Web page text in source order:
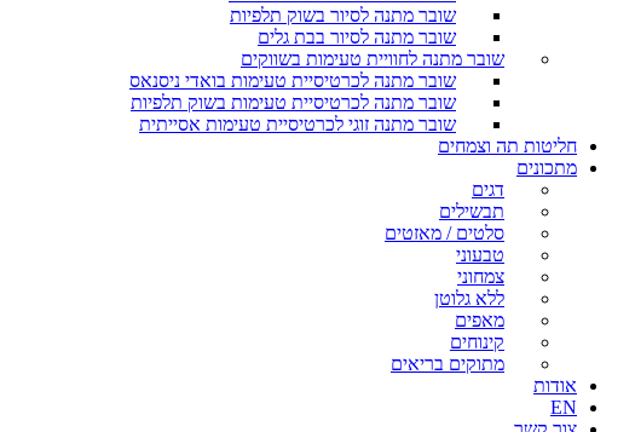
שובר מתנה לסיור בשוק תלפיות
שובר מתנה לסיור בבת גלים
שובר מתנה לחוויית טעימות בשווקים
שובר מתנה לכרטיסיית טעימות בואדי ניסנאס
שובר מתנה לכרטיסיית טעימות בשוק תלפיות
שובר מתנה זוגי לכרטיסיית טעימות אסייתית
חליטות תה וצמחים
מתכונים
דגים
תבשילים
סלטים / מאזטים
טבעוני
צמחוני
ללא גלוטן
מאפים
קינוחים
מתוקים בריאים
אודות
EN